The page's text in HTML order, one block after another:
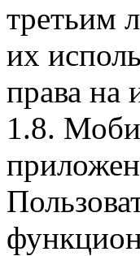
третьим
их
права на
1.8.